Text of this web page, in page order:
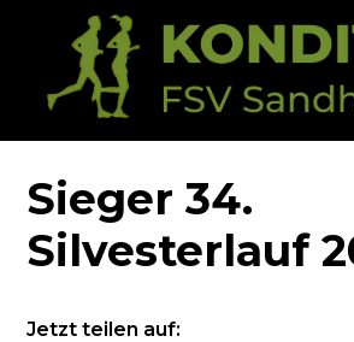
Sieger 34.
Silvesterlauf
Jetzt teilen auf: